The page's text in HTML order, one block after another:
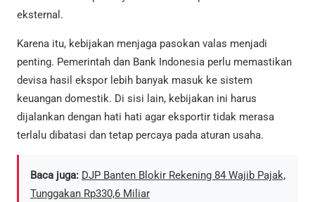
eksternal.
Karena itu, kebijakan menjaga pasokan valas menjadi
penting. Pemerintah dan Bank Indonesia perlu memastikan
devisa hasil ekspor lebih banyak masuk ke sistem
keuangan domestik. Di sisi lain, kebijakan ini harus
dijalankan dengan hati hati agar eksportir tidak merasa
terlalu dibatasi dan tetap percaya pada aturan usaha.
Baca juga: DJP Banten Blokir Rekening 84 Wajib Pajak,
Tunggakan Rp330,6 Miliar